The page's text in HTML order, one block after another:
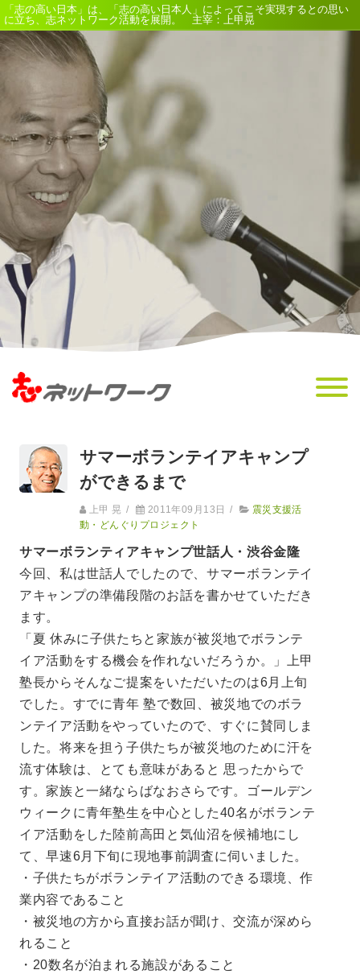
「志の高い日本」は、「志の高い日本人」によってこそ実現するとの思い
に立ち、志ネットワーク活動を展開。 主宰：上甲晃
サマーボランテイアキャンプ
ができるまで
上甲 晃 / 2011年09月13日 /
震災支援活
動・どんぐりプロジェクト
サマーボランティアキャンプ世話人・渋谷金隆
今回、私は世話人でしたので、サマーボランテイ
アキャンプの準備段階のお話を書かせていただき
ます。
「夏 休みに子供たちと家族が被災地でボランテ
イア活動をする機会を作れないだろうか。」上甲
塾長からそんなご提案をいただいたのは6月上旬
でした。すでに青年 塾で数回、被災地でのボラ
ンテイア活動をやっていたので、すぐに賛同しま
した。将来を担う子供たちが被災地のために汗を
流す体験は、とても意味があると 思ったからで
す。家族と一緒ならばなおさらです。ゴールデン
ウィークに青年塾生を中心とした40名がボランテ
イア活動をした陸前高田と気仙沼を候補地にし
て、早速6月下旬に現地事前調査に伺いました。
・子供たちがボランテイア活動のできる環境、作
業内容であること
・被災地の方から直接お話が聞け、交流が深めら
れること
・20数名が泊まれる施設があること